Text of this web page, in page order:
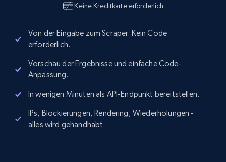
Keine Kreditkarte erforderlich
Von der Eingabe zum Scraper. Kein Code
erforderlich.
Vorschau der Ergebnisse und einfache Code-
Anpassung.
In wenigen Minuten als API-Endpunkt bereitstellen.
IPs, Blockierungen, Rendering, Wiederholungen -
alles wird gehandhabt.